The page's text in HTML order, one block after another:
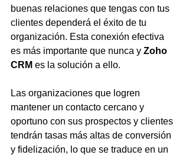
buenas relaciones que tengas con tus
clientes dependerá el éxito de tu
organización. Esta conexión efectiva
es más importante que nunca y Zoho
CRM es la solución a ello.
Las organizaciones que logren
mantener un contacto cercano y
oportuno con sus prospectos y clientes
tendrán tasas más altas de conversión
y fidelización, lo que se traduce en un